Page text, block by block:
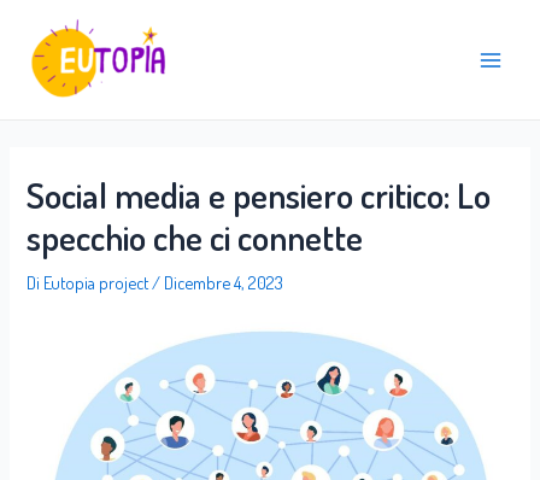
contenuto
Menu
Social media e pensiero critico: Lo
specchio che ci connette
Di Eutopia project/ Dicembre 4, 2023
articoli